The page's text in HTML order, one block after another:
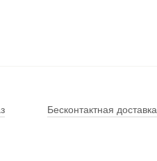
Бесконтактная доставка